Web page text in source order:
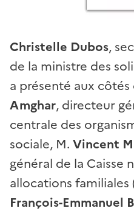
Christelle Dubos,
de la ministre des
a présenté aux côtés
Amghar, directeur
centrale des
sociale, M. Vincent
général de la Caisse
allocations familiales
François-Emmanuel